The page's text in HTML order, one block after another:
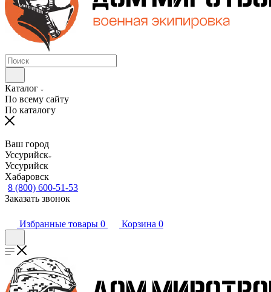
Каталог
По всему сайту
По каталогу
Ваш город
Уссурийск
Уссурийск
Хабаровск
8 (800) 600-51-53
Заказать звонок
Избранные товары 0 Корзина 0